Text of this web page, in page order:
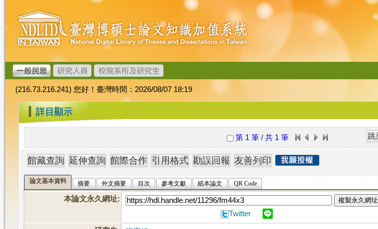
跳
到
主
要
內
容
臺
灣
博
碩
士
論
文
加
值
系
統
(216.73.216.241) 您好！臺灣時間：2026/08/07 18:19
::: 詳目顯示
第 1 筆 / 共 1 筆
論文基本資料 摘要 外文摘要 目次 參考文獻 紙本論文 QR Code
本論文永久網址: 複製永久網址
Twitter